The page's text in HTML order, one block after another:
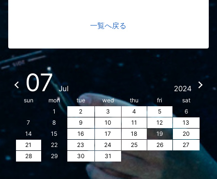
一覧へ戻る
07 Jul 2024
sun mon tue wed thu fri
sat
1
2 3 4 5
6
7
8 9 10 11 12
13
14
15 16 17 18 19
20
21
22 23 24 25 26
27
28
29 30 31